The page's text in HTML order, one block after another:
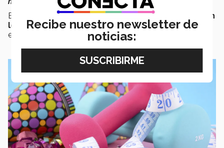
Ballesteros dice queanclar las nuevas conductas en
lo positivo ayudará a que sea mássencillohacer
estos
nuevos hábitos.
Recibe nuestro newsletter de
noticias: